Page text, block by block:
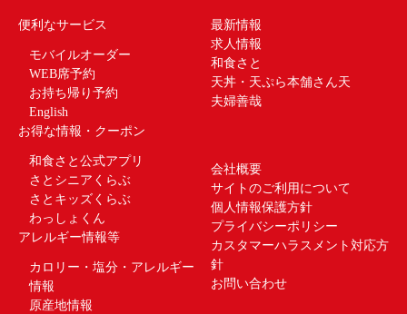
便利なサービス
モバイルオーダー
WEB席予約
お持ち帰り予約
English
お得な情報・クーポン
和食さと公式アプリ
さとシニアくらぶ
さとキッズくらぶ
わっしょくん
アレルギー情報等
カロリー・塩分・アレルギー
情報
原産地情報
最新情報
求人情報
和食さと
天丼・天ぷら本舗さん天
夫婦善哉
会社概要
サイトのご利用について
個人情報保護方針
プライバシーポリシー
カスタマーハラスメント対応方
針
お問い合わせ